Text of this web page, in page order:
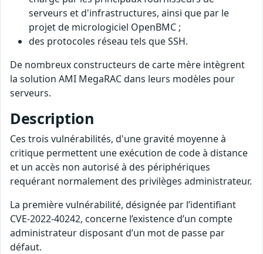
serveurs et d'infrastructures, ainsi que par le
projet de micrologiciel OpenBMC ;
des protocoles réseau tels que SSH.
De nombreux constructeurs de carte mère intègrent
la solution AMI MegaRAC dans leurs modèles pour
serveurs.
Description
Ces trois vulnérabilités, d'une gravité moyenne à
critique permettent une exécution de code à distance
et un accès non autorisé à des périphériques
requérant normalement des privilèges administrateur.
La première vulnérabilité, désignée par l’identifiant
CVE-2022-40242, concerne l’existence d’un compte
administrateur disposant d’un mot de passe par
défaut.